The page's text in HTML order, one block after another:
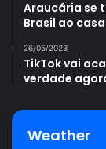
Araucária se
Brasil ao
26/05/2023
TikTok vai
verdade
Weather